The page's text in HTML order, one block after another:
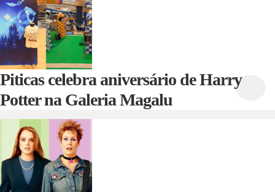
Piticas celebra aniversário de Harry
Potter na Galeria Magalu